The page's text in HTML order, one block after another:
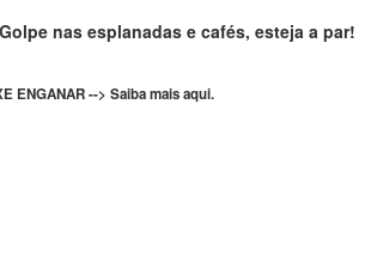
nas esplanadas e cafés, esteja a par!
ENGANAR --> Saiba mais aqui.